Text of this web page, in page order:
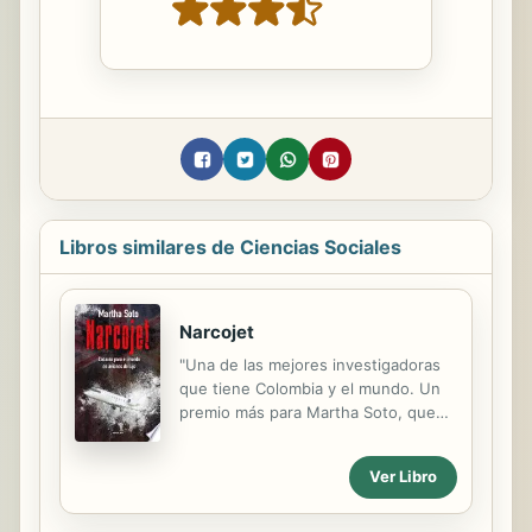
Libros similares de Ciencias Sociales
Narcojet
"Una de las mejores investigadoras
que tiene Colombia y el mundo. Un
premio más para Martha Soto, que
el país" - Julio Sánchez Cristo en W
Radio El narcojet, las historias de los
Ver Libro